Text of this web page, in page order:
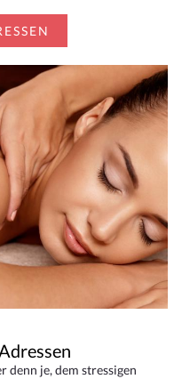
denn je, dem stressigen